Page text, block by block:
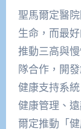
聖馬爾定醫
生命，而最
推動三高與
隊合作，開
健康支持系
健康管理、
爾定推動「